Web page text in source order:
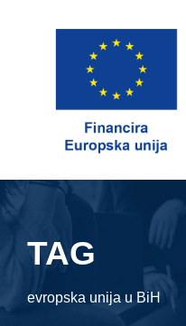
TAG
evropska unija u BiH